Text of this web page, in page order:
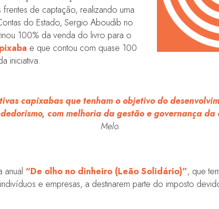
de captação, realizando uma
do Estado, Sergio Aboudib no
100% da venda do livro para o
e que contou com quase 100
iniciativa.
capixabas que tenham o objetivo do
com melhoria da gestão e governança
Melo.
anual “De olho no dinheiro (Leão Solidário)”, que
e empresas, a destinarem parte do imposto